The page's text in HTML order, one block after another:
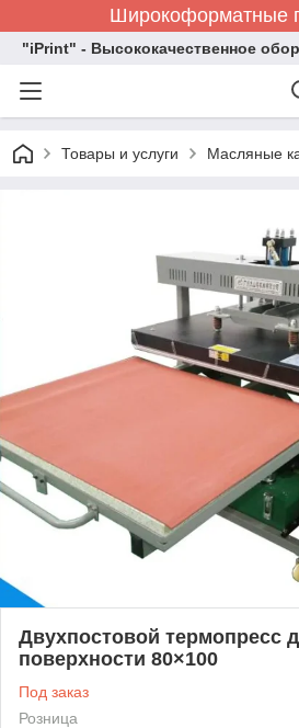
Широкоформатные
"iPrint" - Высококачественное
Товары и услуги Масляные
Двухпостовой термопресс
поверхности 80×100
Под заказ
Розница